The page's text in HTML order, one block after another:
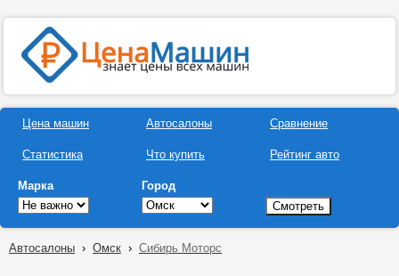
Цена машин
Статистика
Автосалоны
Что купить
Сравнение
Рейтинг авто
Марка Город
Автосалоны › Омск › Сибирь Моторс